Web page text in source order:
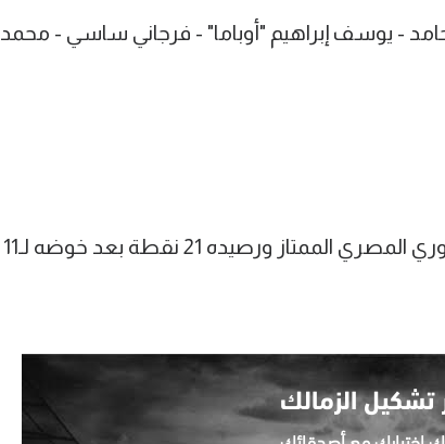
- يوسف إبراهيم "أوباما" - فرجاني ساسي - محمد
ويحتل الزمالك المركز الثالث في ترتيب الدوري المصري الممتاز ورصيده 21 نقطة بعد خوضه لـ11
تشكيلالزمالك